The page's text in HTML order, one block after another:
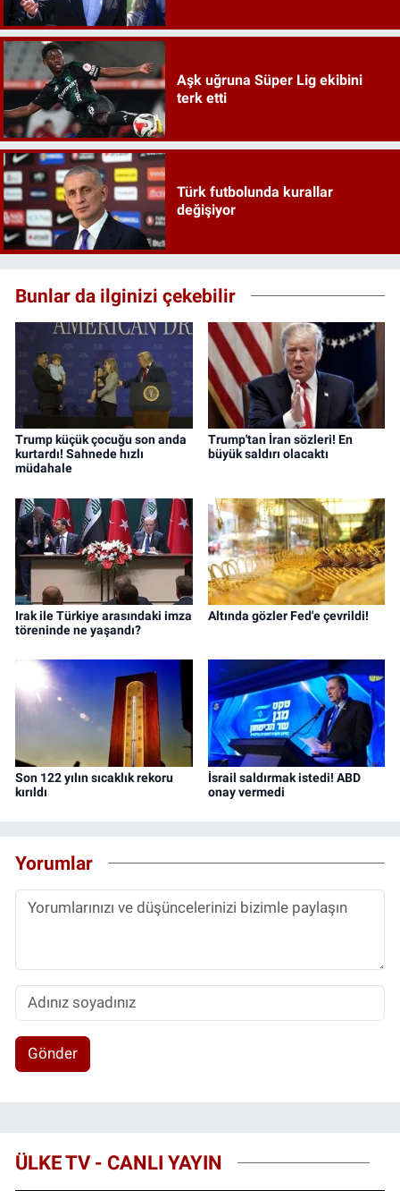
Aşk uğruna Süper Lig ekibini
terk etti
Türk futbolunda kurallar
değişiyor
Bunlar da ilginizi çekebilir
Trump küçük çocuğu son anda
kurtardı! Sahnede hızlı
müdahale
Trump'tan İran sözleri! En
büyük saldırı olacaktı
Irak ile Türkiye arasındaki imza
töreninde ne yaşandı?
Altında gözler Fed'e çevrildi!
Son 122 yılın sıcaklık rekoru
kırıldı
İsrail saldırmak istedi! ABD
onay vermedi
Yorumlar
Gönder
ÜLKE TV - CANLI YAYIN